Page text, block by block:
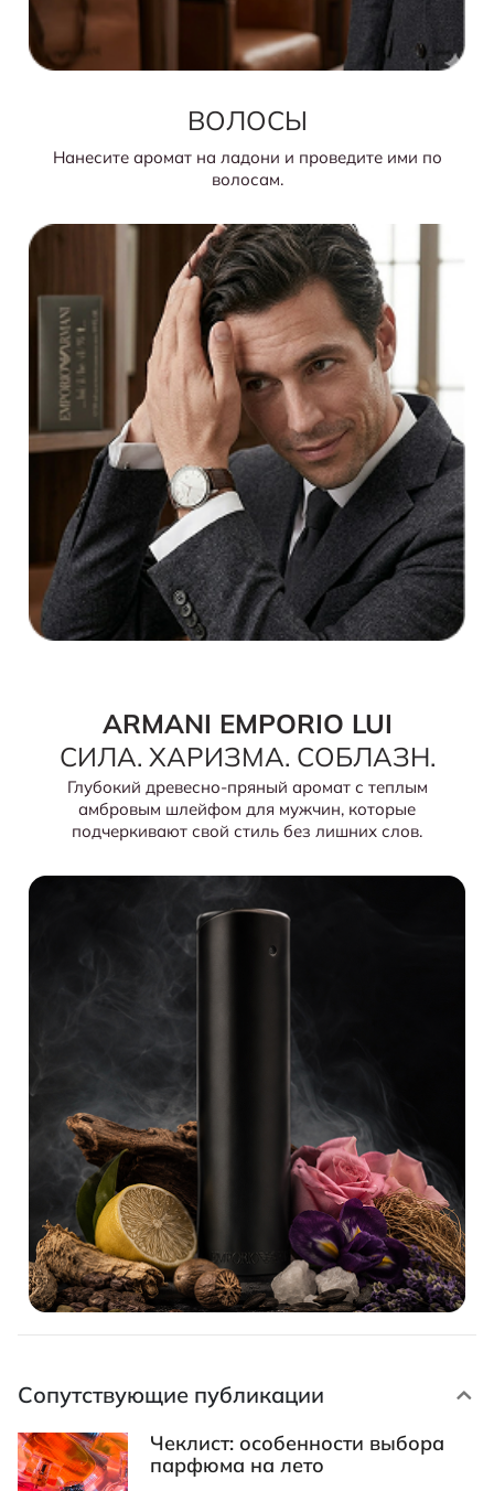
ВОЛОСЫ
Нанесите аромат на ладони и проведите ими по
волосам.
ARMANI EMPORIO LUI
СИЛА. ХАРИЗМА. СОБЛАЗН.
Глубокий древесно-пряный аромат с теплым
амбровым шлейфом для мужчин, которые
подчеркивают свой стиль без лишних слов.
Сопутствующие публикации
Чеклист: особенности выбора
парфюма на лето